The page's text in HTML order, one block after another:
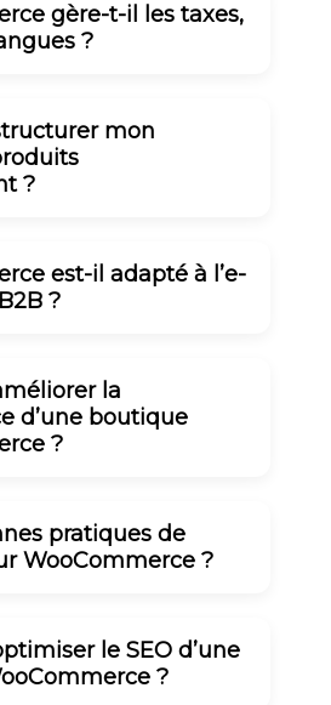
gère-t-il les taxes,
?
mon
?
est-il adapté à l’e-
?
la
d’une boutique
?
pratiques de
WooCommerce ?
le SEO d’une
?